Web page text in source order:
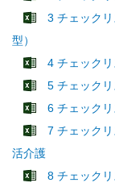
3 チェック
型）
4 チェック
5 チェック
6 チェック
7 チェック
活介護
8 チェック